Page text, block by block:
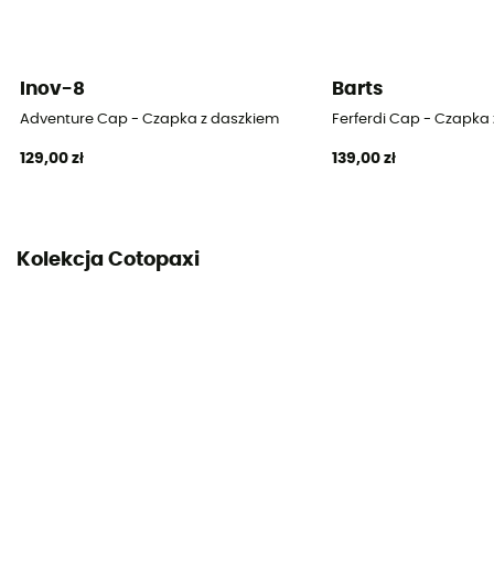
Inov-8
Adventure Cap - Czapka z daszkiem
129,00 zł
Barts
Ferferdi Cap - Czapka
139,00 zł
Kolekcja Cotopaxi